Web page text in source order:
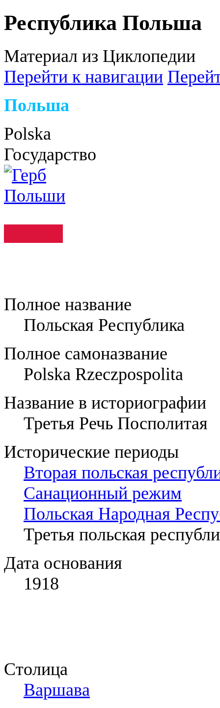
Республика Польша
Материал из Циклопедии
Перейти к навигации
Польша
Polska
Государство
Полное название
Польская Республика
Полное самоназвание
Polska Rzeczpospolita
Название в историографии
Третья Речь Посполитая
Исторические периоды
Вторая польская
Санационный режим
Польская Народная
Третья польская
Дата основания
1918
Столица
Варшава